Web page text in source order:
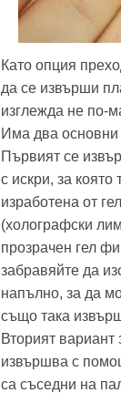
Като опция
да се извърши
изглежда не по-
Има два основни
Първият се
с искри, за
изработена от
(холографски
прозрачен гел
забравяйте да
напълно, за да
също така
Вторият вариант
извършва с
са съседни на